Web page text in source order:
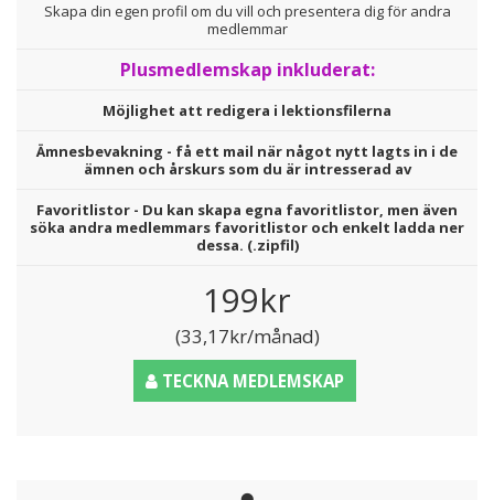
Skapa din egen profil om du vill och presentera dig för andra
medlemmar
Plusmedlemskap inkluderat:
Möjlighet att redigera i lektionsfilerna
Ämnesbevakning - få ett mail när något nytt lagts in i de
ämnen och årskurs som du är intresserad av
Favoritlistor - Du kan skapa egna favoritlistor, men även
söka andra medlemmars favoritlistor och enkelt ladda ner
dessa. (.zipfil)
199kr
(33,17kr/månad)
TECKNA MEDLEMSKAP